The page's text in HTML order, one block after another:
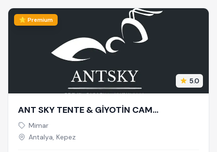
⭐ Premium
5.0
ANT SKY TENTE & GİYOTİN CAM
SİSTEMLERİ
Mimar
Antalya, Kepez